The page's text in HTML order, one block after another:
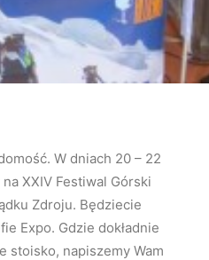
W dniach 20 – 22
XXIV Festiwal Górski
Zdroju. Będziecie
Expo. Gdzie dokładnie
stoisko, napiszemy Wam